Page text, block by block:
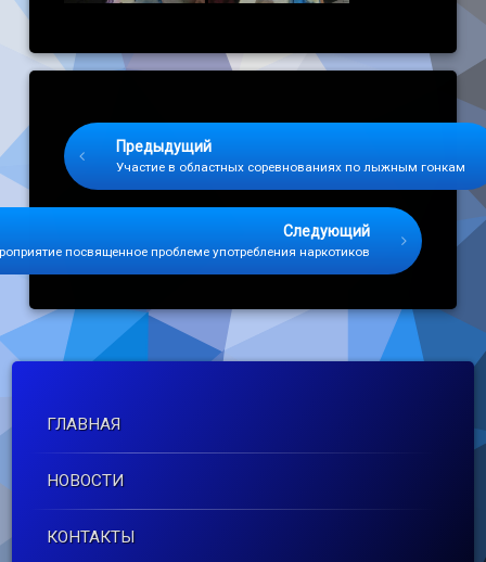
Предыдущий
Участие в областных соревнованиях по лыжным гонкам
Следующий
посвященное проблеме употребления наркотиков
ГЛАВНАЯ
НОВОСТИ
КОНТАКТЫ